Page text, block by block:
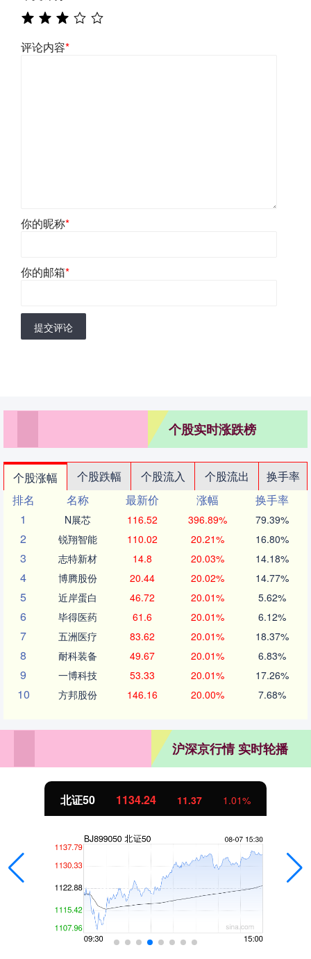
评论内容*
你的昵称*
你的邮箱*
提交评论
个股实时涨跌榜
个股涨幅 个股跌幅 个股流入 个股流出
换手率
排名
名称 最新价 涨幅
换手率
1
N展芯 116.52 396.89% 79.39%
2 锐翔智能 110.02 20.21% 16.80%
3 志特新材 14.8 20.03% 14.18%
4 博腾股份 20.44 20.02% 14.77%
5 近岸蛋白 46.72 20.01% 5.62%
6 毕得医药 61.6 20.01% 6.12%
7 五洲医疗 83.62 20.01% 18.37%
8 耐科装备 49.67 20.01% 6.83%
9 一博科技 53.33 20.01% 17.26%
10 方邦股份 146.16 20.00% 7.68%
沪深京行情 实时轮播
北证50 1134.24 11.37 1.01%